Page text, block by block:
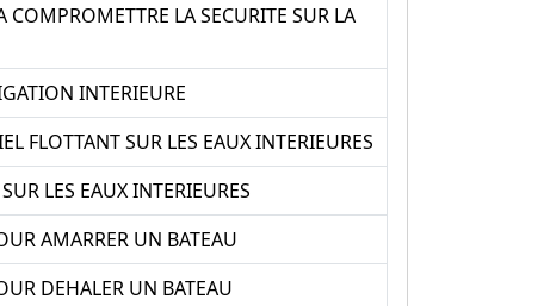
LA SECURITE SUR LA
INTERIEURE
FLOTTANT SUR LES EAUX INTERIEURES
LES EAUX INTERIEURES
AMARRER UN BATEAU
DEHALER UN BATEAU